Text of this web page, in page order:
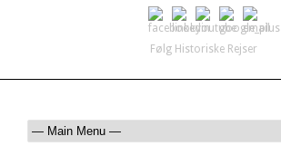
Følg Historiske Rejser